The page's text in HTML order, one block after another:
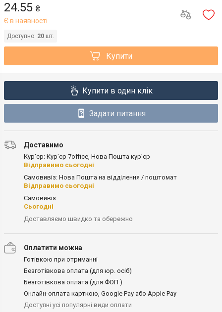
24.55 ₴
Є в наявності
Доступно: 20 шт.
Купити
Купити в один клік
Задати питання
Доставимо
Кур'єр: Кур'єр 7office, Нова Пошта кур’єр
Відправимо сьогодні
Самовивіз: Нова Пошта на відділення / поштомат
Відправимо сьогодні
Самовивіз
Сьогодні
Доставляємо швидко та обережно
Оплатити можна
Готівкою при отриманні
Безготівкова оплата (для юр. осіб)
Безготівкова оплата (для ФОП )
Онлайн-оплата карткою, Google Pay або Apple Pay
Доступні усі популярні види оплати